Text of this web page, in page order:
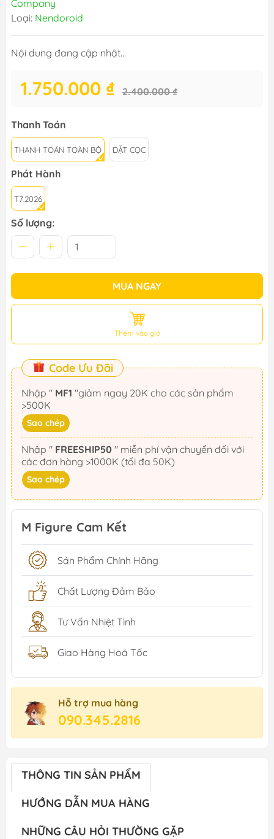
Company
Loại: Nendoroid
Nội dung đang cập nhật...
1.750.000 ₫ 2.400.000 ₫
Thanh Toán
THANH TOÁN TOÀN BỘ ĐẶT CỌC
Phát Hành
T7.2026
Số lượng:
MUA NGAY
Thêm vào giỏ
Code Ưu Đãi
Nhập " MF1
>500K
Sao chép
Nhập " FREESHIP50
các đơn hàng >1000K (tối đa 50K)
Sao chép
M Figure Cam Kết
Sản Phẩm Chính Hãng
Chất Lượng Đảm Bảo
Tư Vấn Nhiệt Tình
Giao Hàng Hoả Tốc
Hỗ trợ mua hàng
090.345.2816
THÔNG TIN SẢN PHẨM
HƯỚNG DẪN MUA HÀNG
NHỮNG CÂU HỎI THƯỜNG GẶP